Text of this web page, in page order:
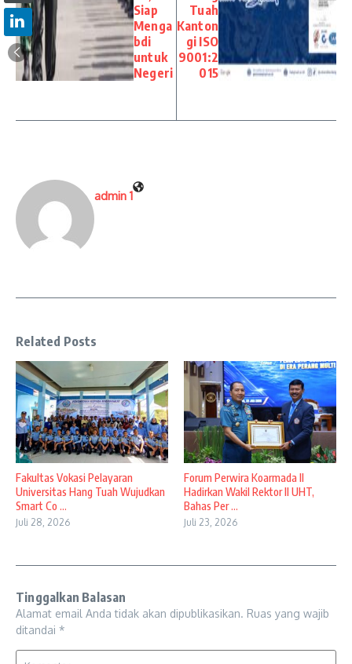
Siap
Menga
bdi
untuk
Negeri
Tuah
Kanton
gi ISO
9001:2
015
admin 1
Related Posts
Fakultas Vokasi Pelayaran
Universitas Hang Tuah Wujudkan
Smart Co ...
Juli 28, 2026
Forum Perwira Koarmada II
Hadirkan Wakil Rektor II UHT,
Bahas Per ...
Juli 23, 2026
Tinggalkan Balasan
Alamat email Anda tidak akan dipublikasikan. Ruas yang wajib
ditandai *